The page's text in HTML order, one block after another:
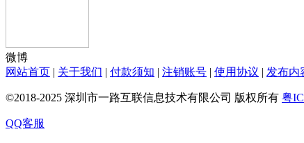
微博
网站首页 | 关于我们 | 付款须知 | 注销账号 | 使用协议 | 发布内
©2018-2025 深圳市一路互联信息技术有限公司 版权所有 粤
QQ客服